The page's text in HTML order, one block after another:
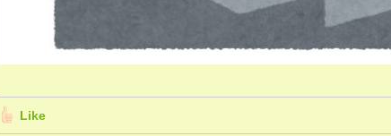
Like